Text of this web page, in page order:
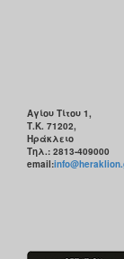
Αγίου Τίτου 1,
Τ.Κ. 71202,
Ηράκλειο
Τηλ.: 2813-409000
email: